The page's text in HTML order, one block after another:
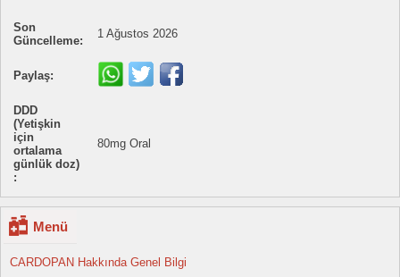
Son
Güncelleme:
1 Ağustos 2026
Paylaş:
DDD
(Yetişkin
için
ortalama
günlük doz)
:
80mg Oral
Menü
CARDOPAN Hakkında Genel Bilgi